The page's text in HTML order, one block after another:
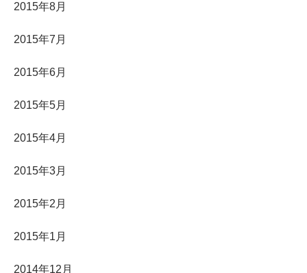
2015年8月
2015年7月
2015年6月
2015年5月
2015年4月
2015年3月
2015年2月
2015年1月
2014年12月